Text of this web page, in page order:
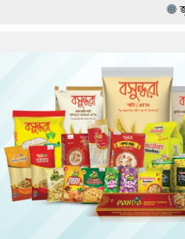
জুলাই-যোদ্ধাদের পাশে